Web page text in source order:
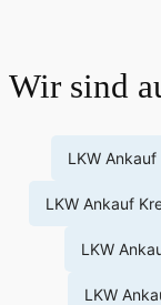
Wir sind
LKW
LKW Ankauf
LKW
LKW